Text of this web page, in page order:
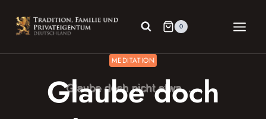
Inhalt
springen
0
MEDITATION
Glaube doch